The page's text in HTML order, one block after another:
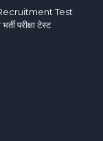
Test
परीक्षा टेस्ट